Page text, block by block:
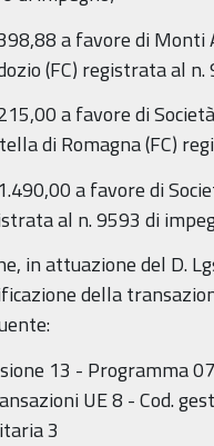
a favore di Monti
(FC) registrata al
a favore di
di Romagna (FC)
a favore di
al n. 9593 di
in attuazione del D.
della
13 - Programma
UE 8 - Cod.
3